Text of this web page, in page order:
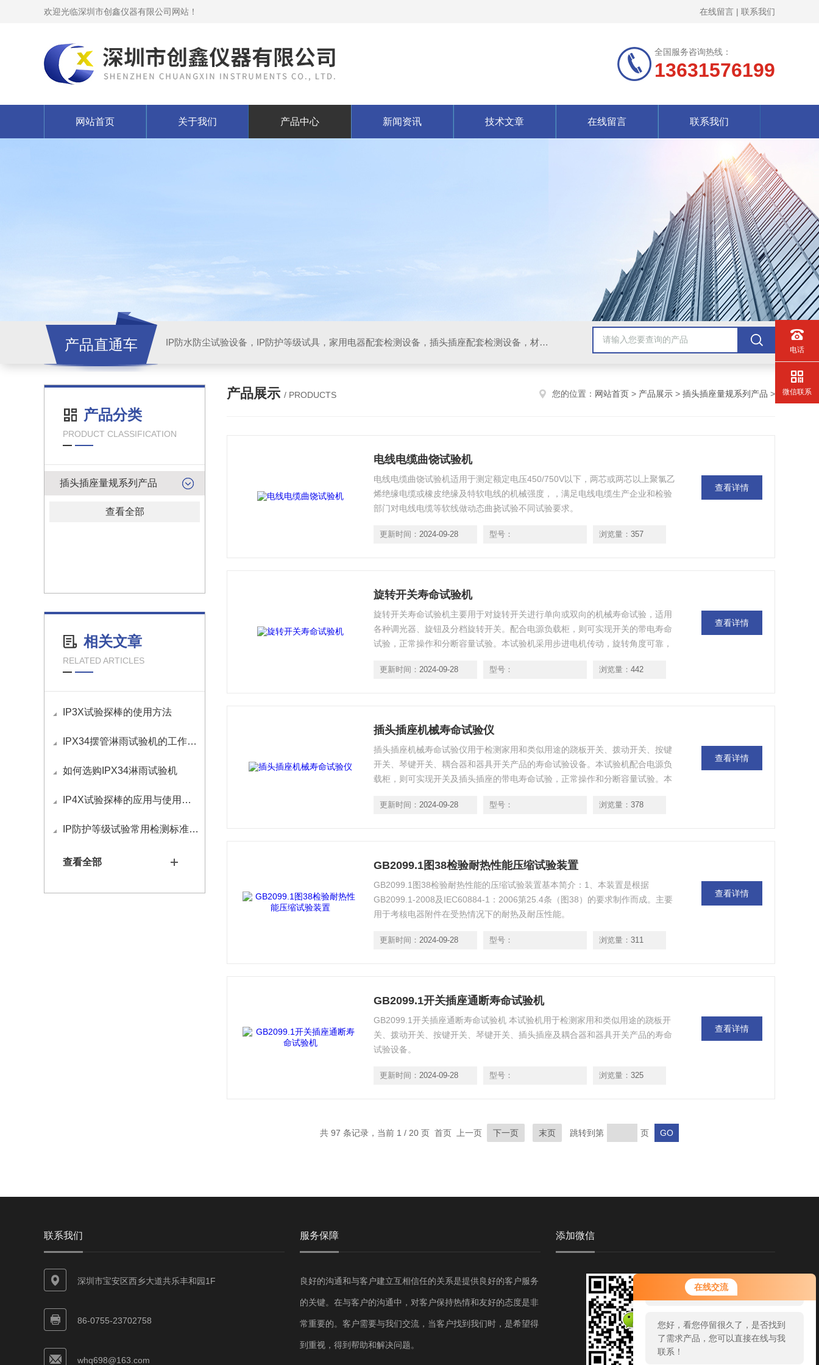
在线交流
您好！欢迎前来咨询，很高兴为您
服务，请问您要咨询什么问题呢？
您好，看您停留很久了，是否找到
了需求产品，您可以直接在线与我
联系！
欢迎光临深圳市创鑫仪器有限公司网站！ 在线留言 | 联系我们
全国服务咨询热线：
13631576199
网站首页 关于我们 产品中心 新闻资讯 技术文章 在线留言 联系我们
产品直通车 IP防水防尘试验设备，IP防护等级试具，家用电器配套检测设备，插头插座配套检测设备，材料阻燃试验设备，碰撞试验装置，GB4943.1配套检测产品，GB9706.1医用电气配套试验设备
产品分类
PRODUCT CLASSIFICATION
插头插座量规系列产品
查看全部
相关文章
RELATED ARTICLES
IP3X试验探棒的使用方法
IPX34摆管淋雨试验机的工作原理
如何选购IPX34淋雨试验机
IP4X试验探棒的应用与使用方法
IP防护等级试验常用检测标准有哪些
查看全部
产品展示 / PRODUCTS 您的位置： 网站首页 > 产品展示 > 插头插座量规系列产品 >
电线电缆曲饶试验机
电线电缆曲饶试验机适用于测定额定电压450/750V以下，两芯或两芯以上聚氯乙
烯绝缘电缆或橡皮绝缘及特软电线的机械强度，，满足电线电缆生产企业和检验
部门对电线电缆等软线做动态曲挠试验不同试验要求。
更新时间： 2024-09-28 型号： 浏览量： 357
查看详情
旋转开关寿命试验机
旋转开关寿命试验机主要用于对旋转开关进行单向或双向的机械寿命试验，适用
各种调光器、旋钮及分档旋转开关。配合电源负载柜，则可实现开关的带电寿命
试验，正常操作和分断容量试验。本试验机采用步进电机传动，旋转角度可靠，
本显示屏调节控制，操作简单，控制方便可靠。
更新时间： 2024-09-28 型号： 浏览量： 442
查看详情
插头插座机械寿命试验仪
插头插座机械寿命试验仪用于检测家用和类似用途的跷板开关、拨动开关、按键
开关、琴键开关、耦合器和器具开关产品的寿命试验设备。本试验机配合电源负
载柜，则可实现开关及插头插座的带电寿命试验，正常操作和分断容量试验。本
验设备。
更新时间： 2024-09-28 型号： 浏览量： 378
查看详情
GB2099.1图38检验耐热性能压缩试验装置
GB2099.1图38检验耐热性能的压缩试验装置基本简介：1、本装置是根据
GB2099.1-2008及IEC60884-1：2006第25.4条（图38）的要求制作而成。主要
用于考核电器附件在受热情况下的耐热及耐压性能。
更新时间： 2024-09-28 型号： 浏览量： 311
查看详情
GB2099.1开关插座通断寿命试验机
GB2099.1开关插座通断寿命试验机 本试验机用于检测家用和类似用途的跷板开
关、拨动开关、按键开关、琴键开关、插头插座及耦合器和器具开关产品的寿命
试验设备。
更新时间： 2024-09-28 型号： 浏览量： 325
查看详情
共 97 条记录，当前 1 / 20 页 首页 上一页 下一页 末页 跳转到第 页
联系我们
深圳市宝安区西乡大道共乐丰和园1F
86-0755-23702758
whq698@163.com
服务保障
良好的沟通和与客户建立互相信任的关系是提供良好的客户服务
的关键。在与客户的沟通中，对客户保持热情和友好的态度是非
常重要的。客户需要与我们交流，当客户找到我们时，是希望得
到重视，得到帮助和解决问题。
添加微信
电话
微信联系